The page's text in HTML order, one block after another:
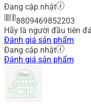
Đang cập nhật
8809469852203
Hãy là người đầu tiên
Đánh giá sản phẩm
Đang cập nhật
Đánh giá sản phẩm